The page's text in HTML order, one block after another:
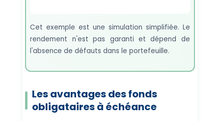
Cet exemple est une simulation simplifiée. Le
rendement n'est pas garanti et dépend de
l'absence de défauts dans le portefeuille.
Les avantages des fonds
obligataires à échéance